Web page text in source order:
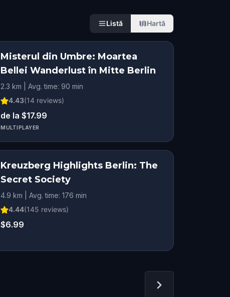
Listă Hartă
Misterul din Umbre: Moartea
Bellei Wanderlust în Mitte Berlin
2.3 km | Avg. time: 90 min
4.43(14 reviews)
de la $17.99
MULTIPLAYER
Kreuzberg Highlights Berlin: The
Secret Society
4.9 km | Avg. time: 176 min
4.44(145 reviews)
$6.99